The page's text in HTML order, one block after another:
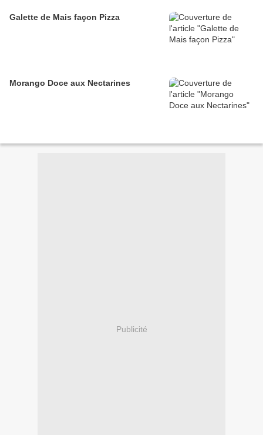
Galette de Mais façon Pizza
Morango Doce aux Nectarines
Publicité